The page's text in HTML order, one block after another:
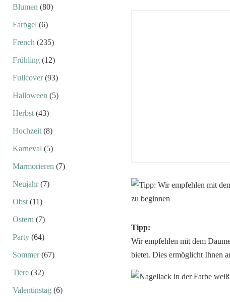
Tipp:
Wir empfehlen mit dem
bietet. Dies ermöglicht Ihnen
Blumen (80)
Farbgel (6)
French (235)
Frühling (12)
Fullcover(93)
Halloween (5)
Herbst (43)
Hochzeit (8)
Karneval (5)
Marmorieren (7)
Neujahr(7)
Obst (11)
Ostern (7)
Party (64)
Sommer(67)
Tiere (32)
Valentinstag (6)